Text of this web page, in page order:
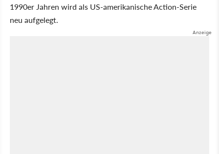
1990er Jahren wird als US-amerikanische Action-Serie
neu aufgelegt.